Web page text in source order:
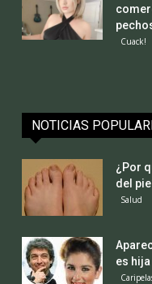
Cuack!
NOTICIAS
¿Por
del
Salud
es